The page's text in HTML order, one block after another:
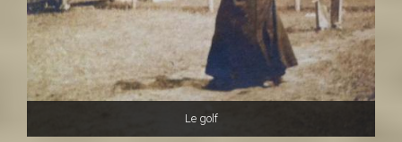
Le golf